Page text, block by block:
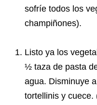
sofríe todos los
champiñones).
Listo ya los
½ taza de pasta
agua. Disminuye
tortellinis y cuece.